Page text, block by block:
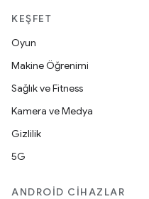
KEŞFET
Oyun
Makine Öğrenimi
Sağlık ve Fitness
Kamera ve Medya
Gizlilik
5G
ANDROID CIHAZLAR